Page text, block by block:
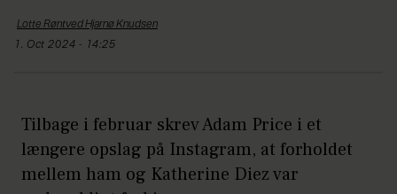
Lotte Røntved HjarnøKnudsen
1. Oct 2024 - 14:25
Tilbage i februar skrev Adam Price i et
længere opslag på Instagram, at forholdet
mellem ham og Katherine Diez var